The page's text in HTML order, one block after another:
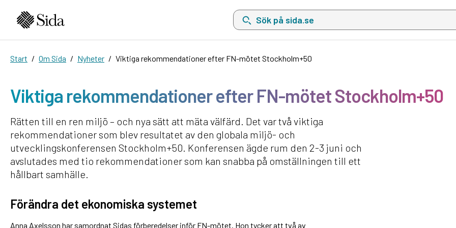
Sök på sida.se, sökförslag kommer att visas i en lista under
Start Om Sida Nyheter Viktiga rekommendationer efter FN-mötet Stockholm+50
Viktiga rekommendationer efter FN-mötet Stockholm+50
Rätten till en ren miljö – och nya sätt att mäta välfärd. Det var två viktiga
rekommendationer som blev resultatet av den globala miljö- och
utvecklingskonferensen Stockholm+50. Konferensen ägde rum den 2-3 juni och
avslutades med tio rekommendationer som kan snabba på omställningen till ett
hållbart samhälle.
Förändra det ekonomiska systemet
Anna Axelsson har samordnat Sidas förberedelser inför FN-mötet. Hon tycker att två av